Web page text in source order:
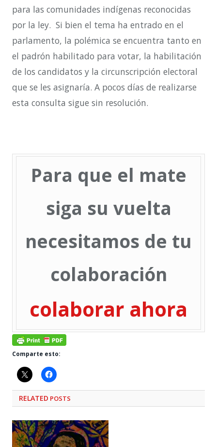
para las comunidades indígenas reconocidas
por la ley. Si bien el tema ha entrado en el
parlamento, la polémica se encuentra tanto en
el padrón habilitado para votar, la habilitación
de los candidatos y la circunscripción electoral
que se les asignaría. A pocos días de realizarse
esta consulta sigue sin resolución.
Para que el mate
siga su vuelta
necesitamos de tu
colaboración
colaborar ahora
Comparte esto:
RELATED POSTS